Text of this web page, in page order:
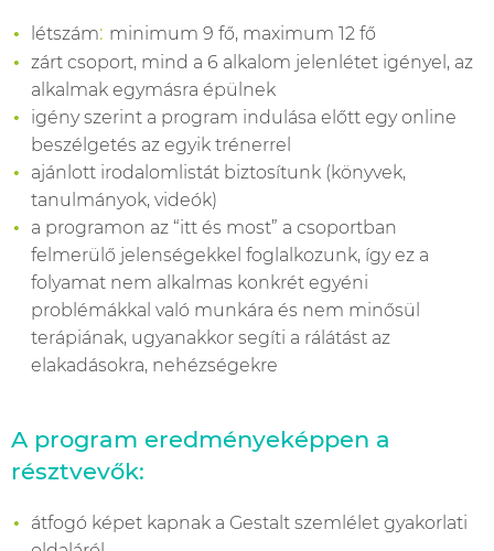
létszám: minimum 9 fő, maximum 12 fő
zárt csoport, mind a 6 alkalom jelenlétet igényel, az
alkalmak egymásra épülnek
igény szerint a program indulása előtt egy online
beszélgetés az egyik trénerrel
ajánlott irodalomlistát biztosítunk (könyvek,
tanulmányok, videók)
a programon az “itt és most” a csoportban
felmerülő jelenségekkel foglalkozunk, így ez a
folyamat nem alkalmas konkrét egyéni
problémákkal való munkára és nem minősül
terápiának, ugyanakkor segíti a rálátást az
elakadásokra, nehézségekre
A program eredményeképpen a
résztvevők:
átfogó képet kapnak a Gestalt szemlélet gyakorlati